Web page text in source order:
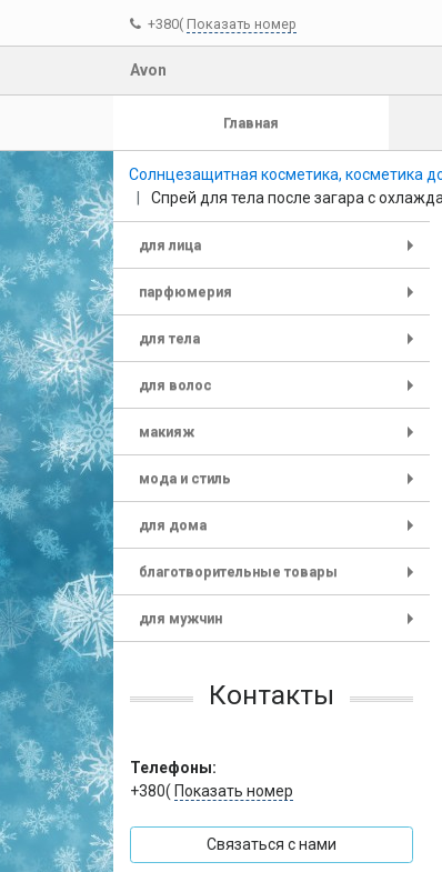
+380( Показать номер
Avon
Главная
Солнцезащитная косметика, косметика
Спрей для тела после загара с
для лица
парфюмерия
для тела
для волос
макияж
мода и стиль
для дома
благотворительные товары
для мужчин
Контакты
Телефоны:
+380( Показать номер
Связаться с нами